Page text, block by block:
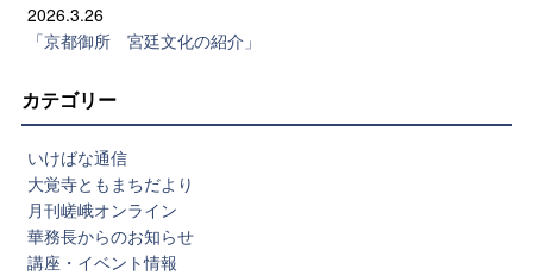
2026.3.26
「京都御所 宮廷文化の紹介」
カテゴリー
いけばな通信
大覚寺ともまちだより
月刊嵯峨オンライン
華務長からのお知らせ
講座・イベント情報